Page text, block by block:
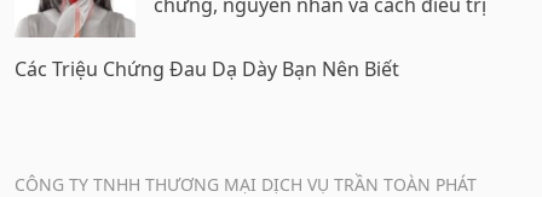
Các Triệu Chứng Đau Dạ Dày Bạn Nên Biết
CÔNG TY TNHH THƯƠNG MẠI DỊCH VỤ TRẦN TOÀN PHÁT